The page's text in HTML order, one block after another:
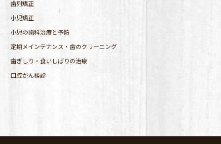
歯列矯正
小児矯正
小児の歯科治療と予防
定期メインテナンス・歯のクリーニング
歯ぎしり・食いしばりの治療
口腔がん検診